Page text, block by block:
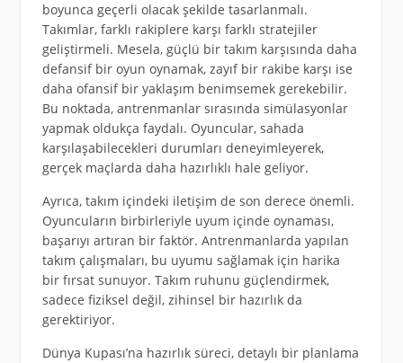
boyunca geçerli olacak şekilde tasarlanmalı.
Takımlar, farklı rakiplere karşı farklı stratejiler
geliştirmeli. Mesela, güçlü bir takım karşısında daha
defansif bir oyun oynamak, zayıf bir rakibe karşı ise
daha ofansif bir yaklaşım benimsemek gerekebilir.
Bu noktada, antrenmanlar sırasında simülasyonlar
yapmak oldukça faydalı. Oyuncular, sahada
karşılaşabilecekleri durumları deneyimleyerek,
gerçek maçlarda daha hazırlıklı hale geliyor.
Ayrıca, takım içindeki iletişim de son derece önemli.
Oyuncuların birbirleriyle uyum içinde oynaması,
başarıyı artıran bir faktör. Antrenmanlarda yapılan
takım çalışmaları, bu uyumu sağlamak için harika
bir fırsat sunuyor. Takım ruhunu güçlendirmek,
sadece fiziksel değil, zihinsel bir hazırlık da
gerektiriyor.
Dünya Kupası’na hazırlık süreci, detaylı bir planlama